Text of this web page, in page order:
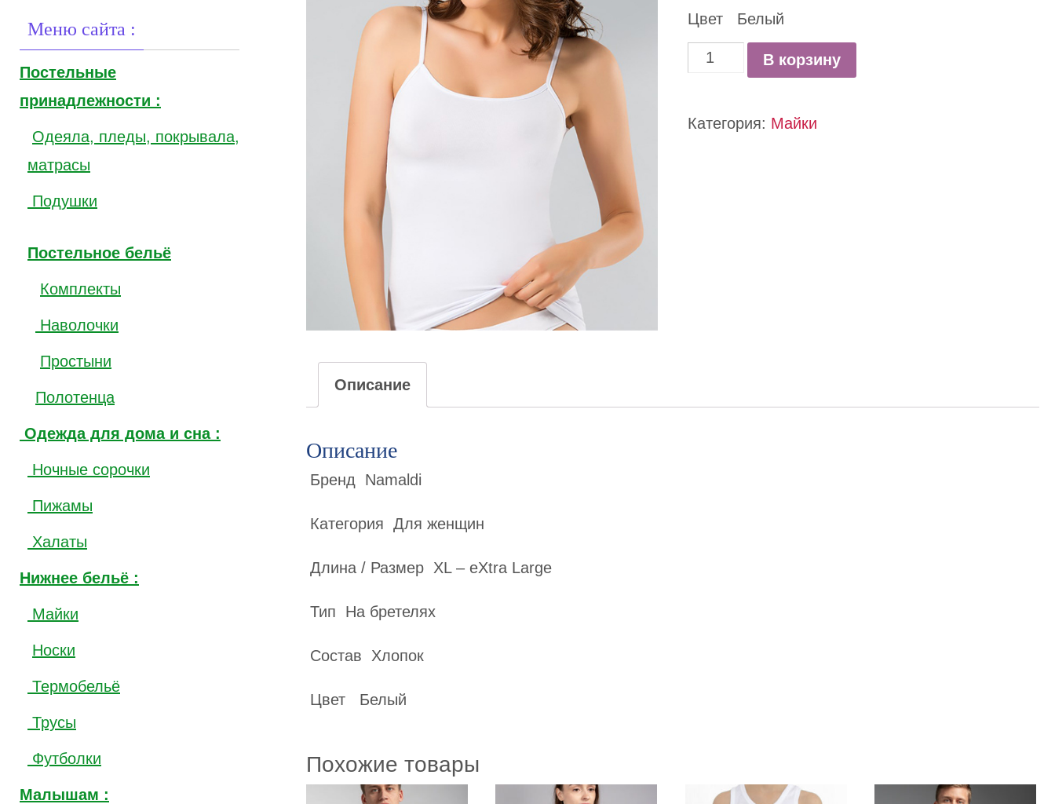
Цвет Белый
КоличествоВ корзину
Категория: Майки
Описание
Описание
Бренд Namaldi
Категория Для женщин
Длина / Размер XL – eXtra Large
Тип На бретелях
Состав Хлопок
Цвет Белый
Похожие товары
Меню сайта :
Постельные
принадлежности :
Одеяла, пледы, покрывала,
матрасы
Подушки
Постельное бельё
Комплекты
Наволочки
Простыни
Полотенца
Одежда для дома и сна :
Ночные сорочки
Пижамы
Халаты
Нижнее бельё :
Майки
Носки
Термобельё
Трусы
Футболки
Малышам :